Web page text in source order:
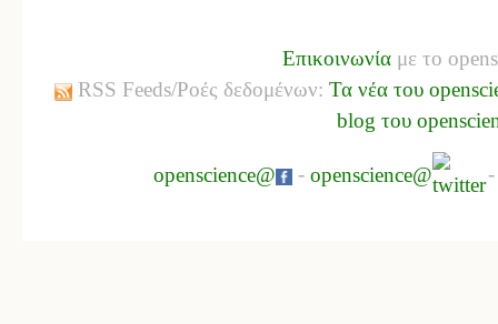
Επικοινωνία με το
RSS Feeds/Ροές δεδομένων: Τα νέα του
blog του
openscience@ - openscience@